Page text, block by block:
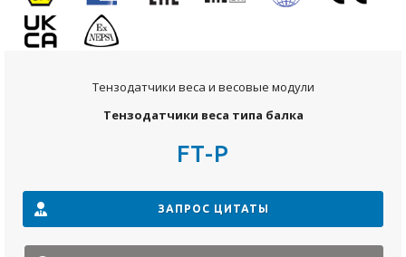
Тензодатчики веса и весовые модули
Тензодатчики веса типа балка
FT-P
ЗАПРОС ЦИТАТЫ